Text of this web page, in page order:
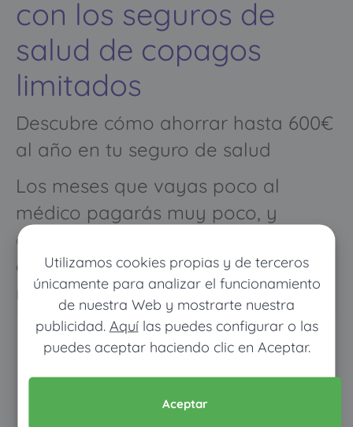
Utilizamos cookies propias y de terceros
únicamente para analizar el funcionamiento
de nuestra Web y mostrarte nuestra
publicidad. Aquílas puedes configurar o las
puedes aceptar haciendo clic en Aceptar.
Aceptar
con los seguros de
salud de copagos
limitados
Descubre cómo ahorrar hasta 600€
al año en tu seguro de salud
Los meses que vayas poco al
médico pagarás muy poco, y
cuando vayas mucho pagarás
como con un seguro médico
normal